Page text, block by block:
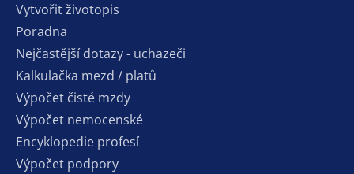
Vytvořit životopis
Poradna
Nejčastější dotazy - uchazeči
Kalkulačka mezd / platů
Výpočet čisté mzdy
Výpočet nemocenské
Encyklopedie profesí
Výpočet podpory